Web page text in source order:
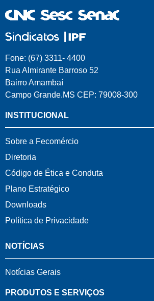
Fone: (67) 3311- 4400
Rua Almirante Barroso 52
Bairro Amambaí
Campo Grande.MS CEP: 79008-300
INSTITUCIONAL
Sobre a Fecomércio
Diretoria
Código de Ética e Conduta
Plano Estratégico
Downloads
Política de Privacidade
NOTÍCIAS
Notícias Gerais
PRODUTOS E SERVIÇOS